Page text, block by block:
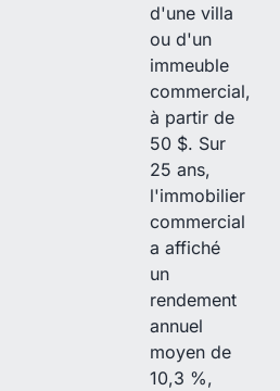
d'une villa
ou d'un
immeuble
commercial,
à partir de
50 $. Sur
25 ans,
l'immobilier
commercial
a affiché
un
rendement
annuel
moyen de
10,3 %,